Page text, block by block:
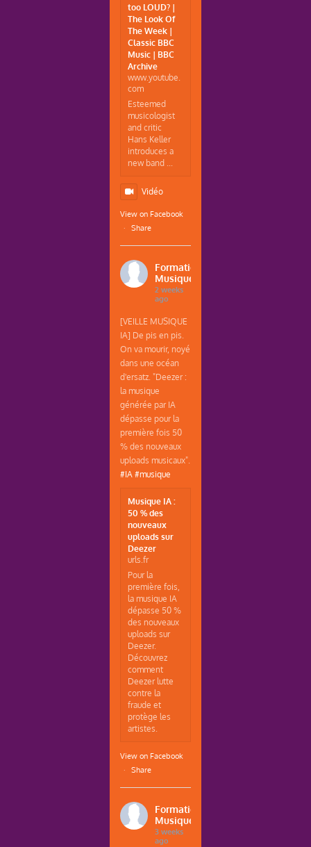
too LOUD? |
The Look Of
The Week |
Classic BBC
Music | BBC
Archive
www.youtube.
com
Esteemed
musicologist
and critic
Hans Keller
introduces a
new band ...
Vidéo
View on Facebook
·
Share
Formations
Musique
2 weeks
ago
[VEILLE MUSIQUE
IA] De pis en pis.
On va mourir, noyé
dans une océan
d'ersatz. "Deezer :
la musique
générée par IA
dépasse pour la
première fois 50
% des nouveaux
uploads musicaux".
#IA #musique
Musique IA :
50 % des
nouveaux
uploads sur
Deezer
urls.fr
Pour la
première fois,
la musique IA
dépasse 50 %
des nouveaux
uploads sur
Deezer.
Découvrez
comment
Deezer lutte
contre la
fraude et
protège les
artistes.
View on Facebook
·
Share
Formations
Musique
3 weeks
ago